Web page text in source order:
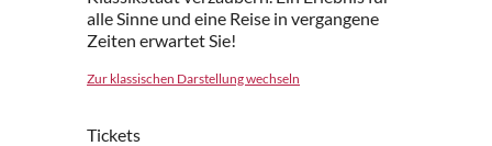
alle Sinne und eine Reise in vergangene
Zeiten erwartet Sie!
Zur klassischen Darstellung wechseln
Tickets